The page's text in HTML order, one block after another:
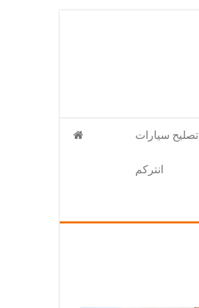
تصليح سيارات
انتركم